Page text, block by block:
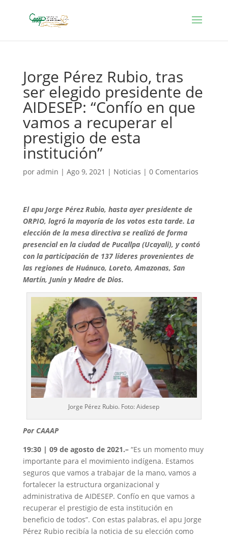
Jorge Pérez Rubio, tras
ser elegido presidente de
AIDESEP: “Confío en que
vamos a recuperar el
prestigio de esta
institución”
por admin | Ago 9, 2021 | Noticias | 0 Comentarios
El apu Jorge Pérez Rubio, hasta ayer presidente de
ORPIO, logró la mayoría de los votos esta tarde. La
elección de la mesa directiva se realizó de forma
presencial en la ciudad de Pucallpa (Ucayali), y contó
con la participación de 137 líderes provenientes de
las regiones de Huánuco, Loreto, Amazonas, San
Martín, Junín y Madre de Dios.
Jorge Pérez Rubio. Foto: Aidesep
Por CAAAP
19:30 | 09 de agosto de 2021.– “Es un momento muy
importante para el movimiento indígena. Estamos
seguros que vamos a trabajar de la mano, vamos a
fortalecer la estructura organizacional y
administrativa de AIDESEP. Confío en que vamos a
recuperar el prestigio de esta institución en
beneficio de todos”. Con estas palabras, el apu Jorge
Pérez Rubio recibía la noticia de su elección como